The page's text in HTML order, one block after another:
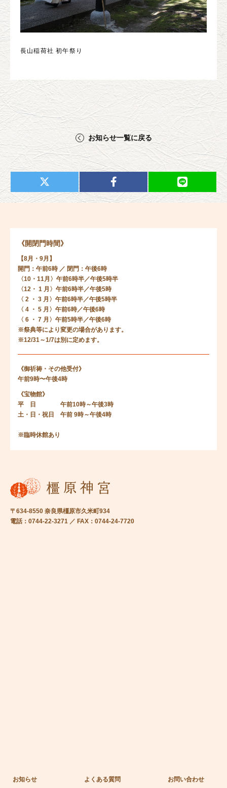
長山稲荷社 初午祭り
お知らせ一覧に戻る
《開閉門時間》
【8月・9月】
開門：午前6時 ／ 閉門：午後6時
〈10・11月〉午前6時半／午後5時半
〈12・ 1 月〉午前6時半／午後5時
〈 2 ・ 3 月〉午前6時半／午後5時半
〈 4 ・ 5 月〉午前6時／午後6時
〈 6 ・ 7 月〉午前5時半／午後6時
※祭典等により変更の場合があります。
※12/31～1/7は別に定めます。
《御祈祷・その他受付》
午前9時〜午後4時
《宝物館》
平 日 午前10時～午後3時
土・日・祝日 午前 9時～午後4時
※臨時休館あり
〒634-8550 奈良県橿原市久米町934
電話：0744-22-3271 ／ FAX：0744-24-7720
お知らせ よくある質問 お問い合わせ